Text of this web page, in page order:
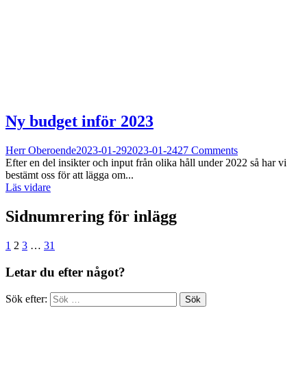
Ny budget inför 2023
Herr Oberoende2023-01-292023-01-2427 Comments
Efter en del insikter och input från olika håll under 2022 så har vi
bestämt oss för att lägga om...
Läs vidare
Sidnumrering för inlägg
1 2 3 … 31
Letar du efter något?
Sök efter: